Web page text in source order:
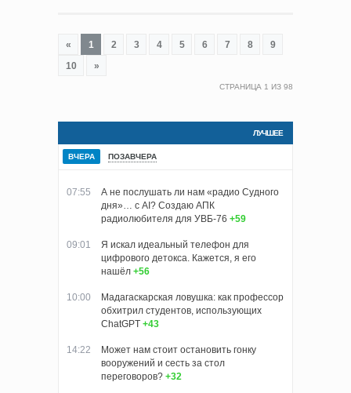
« 1 2 3 4 5 6 7 8
9
10
»
СТРАНИЦА 1 ИЗ 98
ЛУЧШЕЕ
ВЧЕРА ПОЗАВЧЕРА
07:55
А не послушать ли нам «радио Судного
дня»… с AI? Создаю АПК
радиолюбителя для УВБ-76 +59
09:01
Я искал идеальный телефон для
цифрового детокса. Кажется, я его
нашёл +56
10:00
Мадагаскарская ловушка: как профессор
обхитрил студентов, использующих
ChatGPT +43
14:22
Может нам стоит остановить гонку
вооружений и сесть за стол
переговоров? +32